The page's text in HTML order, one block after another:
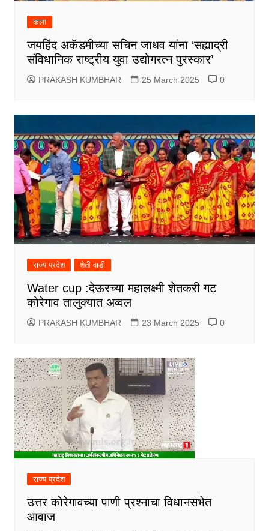
कला
जयहिंद अकॅडमीच्या सचिन जाधव यांना ‘सह्याद्री
संविधानिक राष्ट्रीय युवा उद्योगरत्न पुरस्कार’
PRAKASH KUMBHAR 25 March 2025 0
राज्य प्रदेश शेती वाडी
Water cup :देऊरच्या महालक्ष्मी शेतकरी गट
कोरेगाव तालुक्यात अव्वल
PRAKASH KUMBHAR 23 March 2025 0
राज्य प्रदेश
उत्तर कोरेगावच्या पाणी प्रश्नाचा विधानसभेत
आवाज